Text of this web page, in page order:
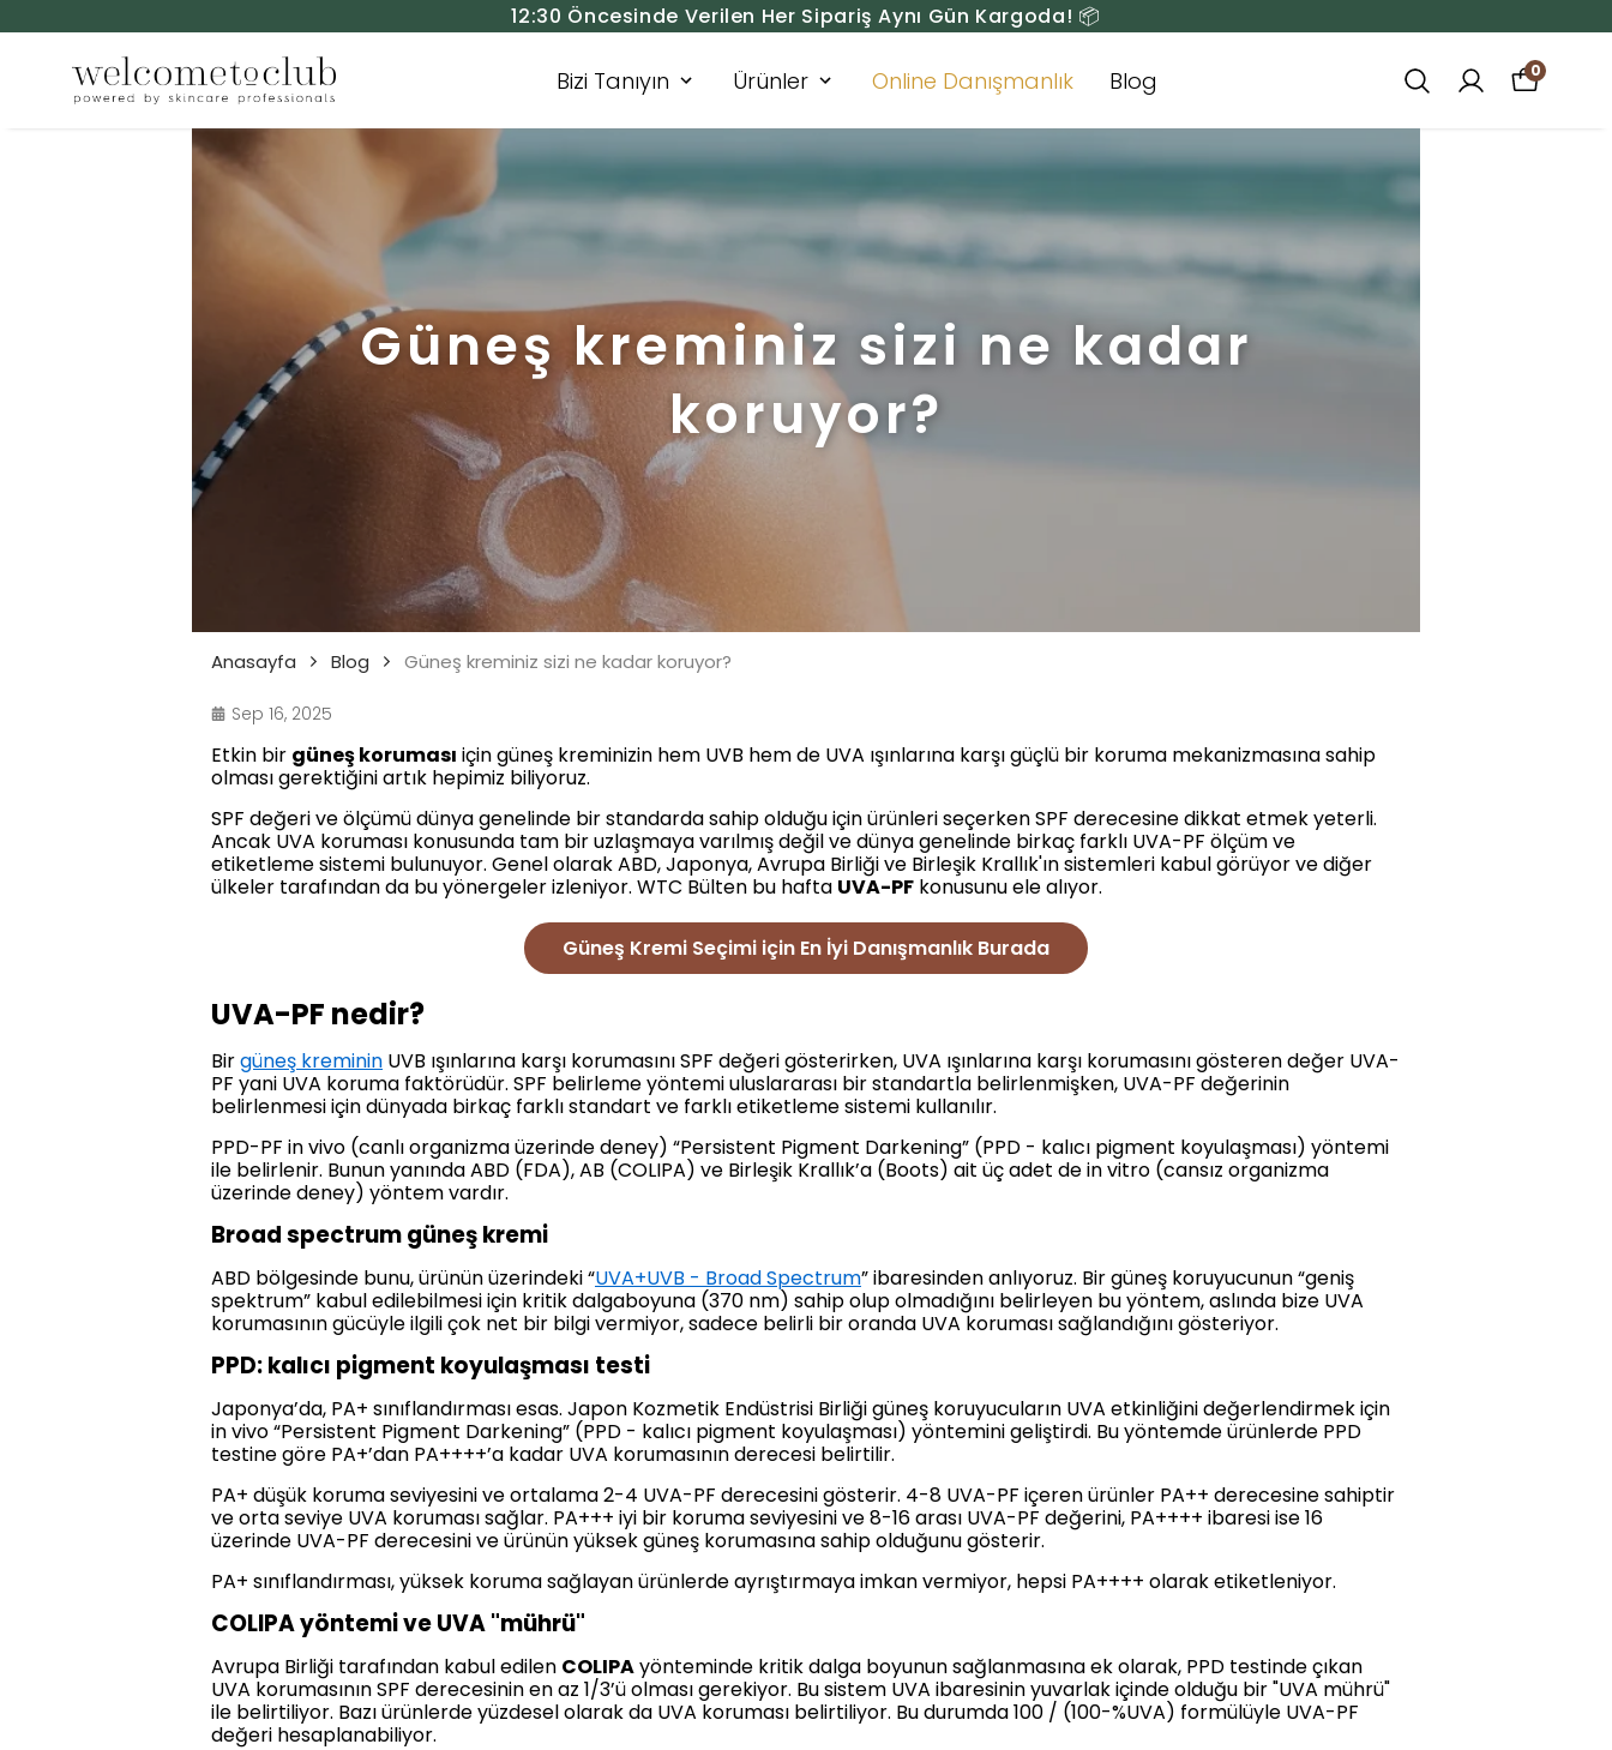
12:30 Öncesinde Verilen Her Sipariş Aynı Gün Kargoda! 📦
Bizi Tanıyın Ürünler Online Danışmanlık Blog 0
Güneş kreminiz sizi ne kadar
koruyor?
Anasayfa Blog Güneş kreminiz sizi ne kadar koruyor?
Sep 16, 2025
Etkin bir güneş koruması için güneş kreminizin hem UVB hem de UVA ışınlarına karşı güçlü bir koruma mekanizmasına sahip
olması gerektiğini artık hepimiz biliyoruz.
SPF değeri ve ölçümü dünya genelinde bir standarda sahip olduğu için ürünleri seçerken SPF derecesine dikkat etmek yeterli.
Ancak UVA koruması konusunda tam bir uzlaşmaya varılmış değil ve dünya genelinde birkaç farklı UVA-PF ölçüm ve
etiketleme sistemi bulunuyor. Genel olarak ABD, Japonya, Avrupa Birliği ve Birleşik Krallık'ın sistemleri kabul görüyor ve diğer
ülkeler tarafından da bu yönergeler izleniyor. WTC Bülten bu hafta UVA-PF konusunu ele alıyor.
Güneş Kremi Seçimi için En İyi Danışmanlık Burada
UVA-PF nedir?
Birgüneş kreminin UVB ışınlarına karşı korumasını SPF değeri gösterirken, UVA ışınlarına karşı korumasını gösteren değer UVA-
PF yani UVA koruma faktörüdür. SPF belirleme yöntemi uluslararası bir standartla belirlenmişken, UVA-PF değerinin
belirlenmesi için dünyada birkaç farklı standart ve farklı etiketleme sistemi kullanılır.
PPD-PF in vivo (canlı organizma üzerinde deney) “Persistent Pigment Darkening” (PPD - kalıcı pigment koyulaşması) yöntemi
ile belirlenir. Bunun yanında ABD (FDA), AB (COLIPA) ve Birleşik Krallık’a (Boots) ait üç adet de in vitro (cansız organizma
üzerinde deney) yöntem vardır.
Broad spectrum güneş kremi
ABD bölgesinde bunu, ürünün üzerindeki “UVA+UVB - Broad Spectrum” ibaresinden anlıyoruz. Bir güneş koruyucunun “geniş
spektrum” kabul edilebilmesi için kritik dalgaboyuna (370 nm) sahip olup olmadığını belirleyen bu yöntem, aslında bize UVA
korumasının gücüyle ilgili çok net bir bilgi vermiyor, sadece belirli bir oranda UVA koruması sağlandığını gösteriyor.
PPD: kalıcı pigment koyulaşması testi
Japonya’da, PA+ sınıflandırması esas. Japon Kozmetik Endüstrisi Birliği güneş koruyucuların UVA etkinliğini değerlendirmek için
in vivo “Persistent Pigment Darkening” (PPD - kalıcı pigment koyulaşması) yöntemini geliştirdi. Bu yöntemde ürünlerde PPD
testine göre PA+’dan PA++++’a kadar UVA korumasının derecesi belirtilir.
PA+ düşük koruma seviyesini ve ortalama 2-4 UVA-PF derecesini gösterir. 4-8 UVA-PF içeren ürünler PA++ derecesine sahiptir
ve orta seviye UVA koruması sağlar. PA+++ iyi bir koruma seviyesini ve 8-16 arası UVA-PF değerini, PA++++ ibaresi ise 16
üzerinde UVA-PF derecesini ve ürünün yüksek güneş korumasına sahip olduğunu gösterir.
PA+ sınıflandırması, yüksek koruma sağlayan ürünlerde ayrıştırmaya imkan vermiyor, hepsi PA++++ olarak etiketleniyor.
COLIPA yöntemi ve UVA "mührü"
Avrupa Birliği tarafından kabul edilen COLIPAyönteminde kritik dalga boyunun sağlanmasına ek olarak, PPD testinde çıkan
UVA korumasının SPF derecesinin en az 1/3’ü olması gerekiyor. Bu sistem UVA ibaresinin yuvarlak içinde olduğu bir "UVA mührü"
ile belirtiliyor. Bazı ürünlerde yüzdesel olarak da UVA koruması belirtiliyor. Bu durumda 100 / (100-%UVA) formülüyle UVA-PF
değeri hesaplanabiliyor.